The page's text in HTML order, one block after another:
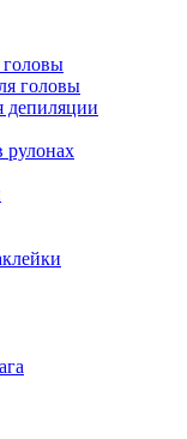
головы
головы
депиляции
рулонах